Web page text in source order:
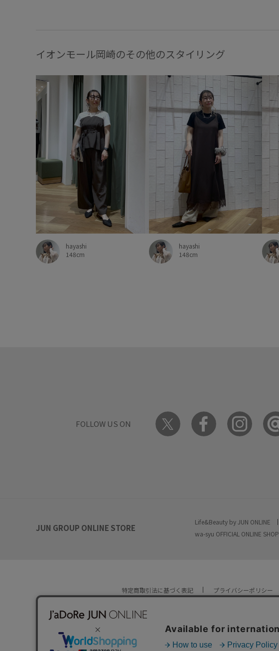
イオンモール岡崎のその他のスタイリング
hayashi
148cm
hayashi
148cm
FOLLOW US ON
JUN GROUP ONLINE STORE
Life&Beauty by JUN ONLINE
wa-syu OFFICIAL ONLINE SHOP
特定商取引法に基づく表記 プライバシーポリシー